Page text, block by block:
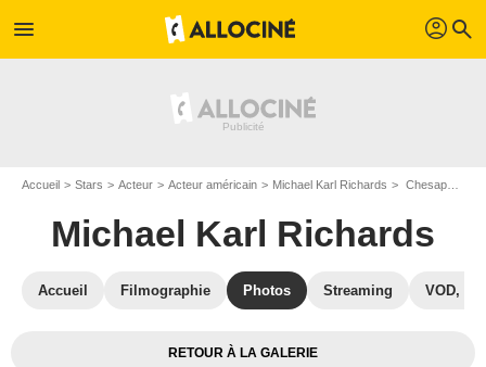
menu profil search
Accueil Stars Acteur Acteur américain Michael Karl Richards Chesapeake Shores : Photo Ben Wilkinson (III), Michael Karl Richards
Michael Karl Richards
Accueil Filmographie Photos Streaming VOD,
RETOUR À LA GALERIE